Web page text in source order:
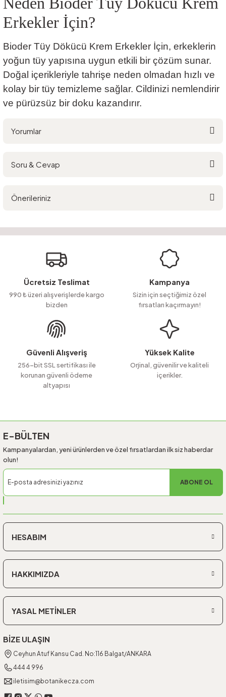
Erkekler İçin?
Bioder Tüy Dökücü Krem Erkekler İçin, erkeklerin
yoğun tüy yapısına uygun etkili bir çözüm sunar.
Doğal içerikleriyle tahrişe neden olmadan hızlı ve
kolay bir tüy temizleme sağlar. Cildinizi nemlendirir
ve pürüzsüz bir doku kazandırır.
Yorumlar
Soru & Cevap
Soru Sor
Önerileriniz
Görüş ve önerileriniz için teşekkür ederiz.
Ürün resmi kalitesiz, bozuk veya görüntülenemiyor.
Ürün açıklamasında eksik bilgiler bulunuyor.
Ürün bilgilerinde hatalar bulunuyor.
Ürün fiyatı diğer sitelerden daha pahalı.
Bu ürüne benzer farklı alternatifler olmalı.
Ücretsiz Teslimat
990 ₺ üzeri alışverişlerde kargo
bizden
Kampanya
Sizin için seçtiğimiz özel
fırsatları kaçırmayın!
Güvenli Alışveriş
256-bit SSL sertifikası ile
korunan güvenli ödeme
altyapısı
Yüksek Kalite
Orjinal, güvenilir ve kaliteli
içerikler.
E-BÜLTEN
Kampanyalardan, yeni ürünlerden ve özel fırsatlardan ilk siz haberdar
olun!
ABONE OL
HESABIM
HAKKIMIZDA
YASAL METİNLER
BİZE ULAŞIN
Ceyhun Atuf Kansu Cad. No:116 Balgat/ANKARA
444 4 996
iletisim@botanikecza.com